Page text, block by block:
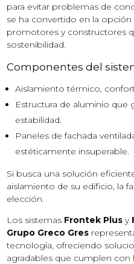
para evitar problemas de
se ha convertido en la
promotores y constructores
sostenibilidad.
Componentes del
Aislamiento térmico,
Estructura de aluminio que
estabilidad.
Paneles de fachada
estéticamente insuperable.
Si busca una solución
aislamiento de su edificio, la
elección.
Los sistemas Frontek Plus y
Grupo Greco Gres
tecnología, ofreciendo
agradables que cumplen con